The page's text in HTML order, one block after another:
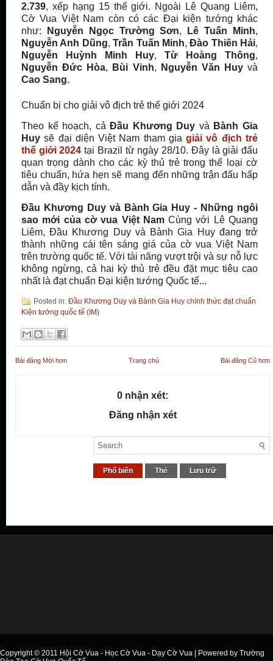
2.739, xếp hạng 15 thế giới. Ngoài Lê Quang Liêm,
Cờ Vua Việt Nam còn có các Đại kiện tướng khác
như:
Nguyễn Ngọc Trường Sơn, Lê Tuấn Minh,
Nguyễn Anh Dũng,Trần Tuấn Minh,Đào Thiên Hải,
Nguyễn Huỳnh Minh Huy, Từ Hoàng Thông,
Nguyễn Đức Hòa, Bùi Vinh, Nguyễn Văn Huyvà
Cao Sang.
Chuẩn bị cho giải vô địch trẻ thế giới 2024
Theo kế hoạch, cảĐầu Khương Duy và Bành Gia
Huy sẽ đại diện Việt Nam tham giagiải vô địch trẻ
thế giới 2024 tại Brazil từ ngày 28/10. Đây là giải đấu
quan trọng dành cho các kỳ thủ trẻ trong thể loại cờ
tiêu chuẩn, hứa hẹn sẽ mang đến những trận đấu hấp
dẫn và đầy kịch tính.
Đầu Khương Duy và Bành Gia Huy - Những ngôi
sao mới của cờ vua Việt NamCùng với Lê Quang
Liêm, Đầu Khương Duy và Bành Gia Huy đang trở
thành những cái tên sáng giá của cờ vua Việt Nam
trên trường quốc tế. Với tài năng vượt trội và sự nỗ lực
không ngừng, cả hai kỳ thủ trẻ đều đặt mục tiêu cao
nhất là đạt chuẩn Đại kiện tướng Quốc tế...
Posted in: Đầu Khương Duy và Bành Gia Huy chính thức đạt chuẩn
Kiện tướng quốc tế (IM)
Bài đăng Mới hơn Bài đăng Cũ hơn
Trang chủ
0 nhận xét:
Đăng nhận xét
Phổ biến Thẻ Lưu trữ
Copyright © 2011 Hội Cờ Vua - Học Cờ Vua - Dạy Cờ Vua | Powered by Trường